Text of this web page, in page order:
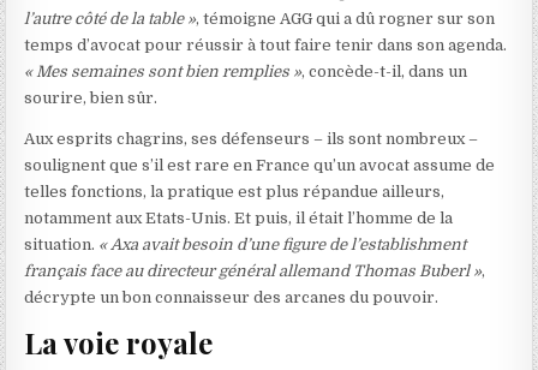
l’autre côté de la table », témoigne AGG qui a dû rogner sur son
temps d’avocat pour réussir à tout faire tenir dans son agenda.
« Mes semaines sont bien remplies », concède-t-il, dans un
sourire, bien sûr.
Aux esprits chagrins, ses défenseurs – ils sont nombreux –
soulignent que s’il est rare en France qu’un avocat assume de
telles fonctions, la pratique est plus répandue ailleurs,
notamment aux Etats-Unis. Et puis, il était l’homme de la
situation. « Axa avait besoin d’une figure de l’establishment
français face au directeur général allemand Thomas Buberl »,
décrypte un bon connaisseur des arcanes du pouvoir.
La voie royale